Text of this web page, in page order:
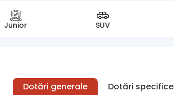
Junior SUV
Dotări generale Dotări specifice